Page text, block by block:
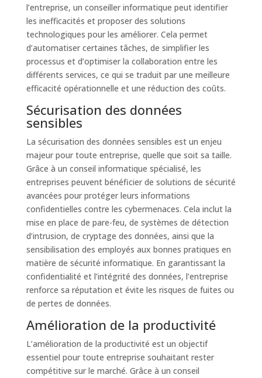
l’entreprise, un conseiller informatique peut identifier
les inefficacités et proposer des solutions
technologiques pour les améliorer. Cela permet
d’automatiser certaines tâches, de simplifier les
processus et d’optimiser la collaboration entre les
différents services, ce qui se traduit par une meilleure
efficacité opérationnelle et une réduction des coûts.
Sécurisation des données
sensibles
La sécurisation des données sensibles est un enjeu
majeur pour toute entreprise, quelle que soit sa taille.
Grâce à un conseil informatique spécialisé, les
entreprises peuvent bénéficier de solutions de sécurité
avancées pour protéger leurs informations
confidentielles contre les cybermenaces. Cela inclut la
mise en place de pare-feu, de systèmes de détection
d’intrusion, de cryptage des données, ainsi que la
sensibilisation des employés aux bonnes pratiques en
matière de sécurité informatique. En garantissant la
confidentialité et l’intégrité des données, l’entreprise
renforce sa réputation et évite les risques de fuites ou
de pertes de données.
Amélioration de la productivité
L’amélioration de la productivité est un objectif
essentiel pour toute entreprise souhaitant rester
compétitive sur le marché. Grâce à un conseil